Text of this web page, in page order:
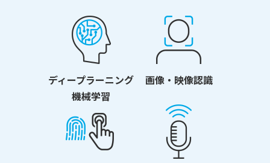
ディープラーニング
機械学習
画像・映像認識